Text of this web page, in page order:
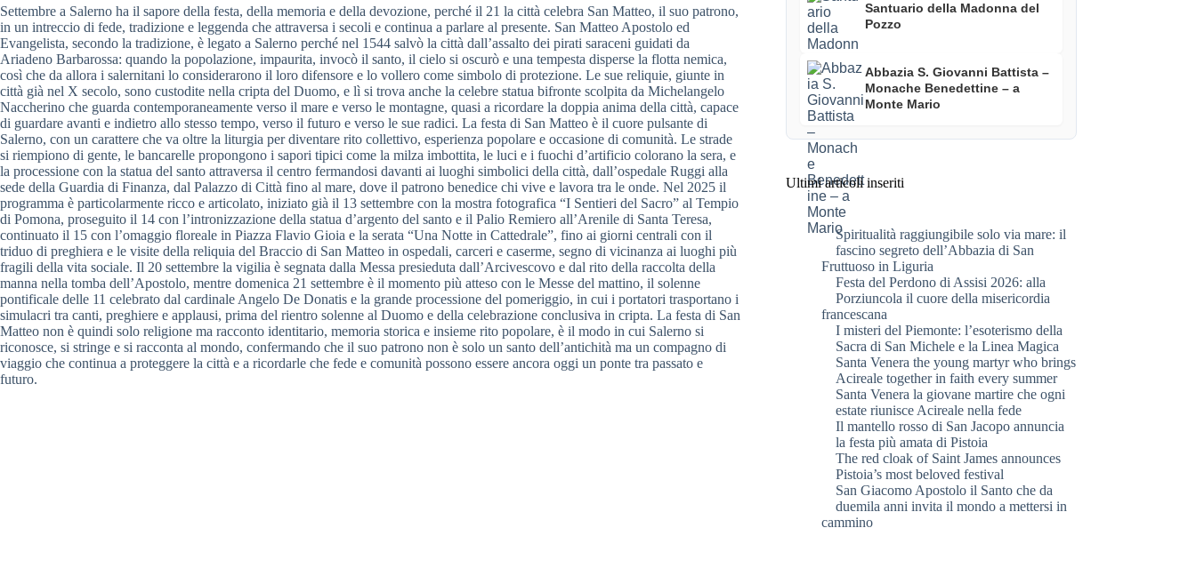
Settembre a Salerno ha il sapore della festa, della memoria e della devozione, perché il 21 la città celebra San Matteo, il suo patrono,
in un intreccio di fede, tradizione e leggenda che attraversa i secoli e continua a parlare al presente. San Matteo Apostolo ed
Evangelista, secondo la tradizione, è legato a Salerno perché nel 1544 salvò la città dall’assalto dei pirati saraceni guidati da
Ariadeno Barbarossa: quando la popolazione, impaurita, invocò il santo, il cielo si oscurò e una tempesta disperse la flotta nemica,
così che da allora i salernitani lo considerarono il loro difensore e lo vollero come simbolo di protezione. Le sue reliquie, giunte in
città già nel X secolo, sono custodite nella cripta del Duomo, e lì si trova anche la celebre statua bifronte scolpita da Michelangelo
Naccherino che guarda contemporaneamente verso il mare e verso le montagne, quasi a ricordare la doppia anima della città, capace
di guardare avanti e indietro allo stesso tempo, verso il futuro e verso le sue radici. La festa di San Matteo è il cuore pulsante di
Salerno, con un carattere che va oltre la liturgia per diventare rito collettivo, esperienza popolare e occasione di comunità. Le strade
si riempiono di gente, le bancarelle propongono i sapori tipici come la milza imbottita, le luci e i fuochi d’artificio colorano la sera, e
la processione con la statua del santo attraversa il centro fermandosi davanti ai luoghi simbolici della città, dall’ospedale Ruggi alla
sede della Guardia di Finanza, dal Palazzo di Città fino al mare, dove il patrono benedice chi vive e lavora tra le onde. Nel 2025 il
programma è particolarmente ricco e articolato, iniziato già il 13 settembre con la mostra fotografica “I Sentieri del Sacro” al Tempio
di Pomona, proseguito il 14 con l’intronizzazione della statua d’argento del santo e il Palio Remiero all’Arenile di Santa Teresa,
continuato il 15 con l’omaggio floreale in Piazza Flavio Gioia e la serata “Una Notte in Cattedrale”, fino ai giorni centrali con il
triduo di preghiera e le visite della reliquia del Braccio di San Matteo in ospedali, carceri e caserme, segno di vicinanza ai luoghi più
fragili della vita sociale. Il 20 settembre la vigilia è segnata dalla Messa presieduta dall’Arcivescovo e dal rito della raccolta della
manna nella tomba dell’Apostolo, mentre domenica 21 settembre è il momento più atteso con le Messe del mattino, il solenne
pontificale delle 11 celebrato dal cardinale Angelo De Donatis e la grande processione del pomeriggio, in cui i portatori trasportano i
simulacri tra canti, preghiere e applausi, prima del rientro solenne al Duomo e della celebrazione conclusiva in cripta. La festa di San
Matteo non è quindi solo religione ma racconto identitario, memoria storica e insieme rito popolare, è il modo in cui Salerno si
riconosce, si stringe e si racconta al mondo, confermando che il suo patrono non è solo un santo dell’antichità ma un compagno di
viaggio che continua a proteggere la città e a ricordarle che fede e comunità possono essere ancora oggi un ponte tra passato e
futuro.
Santuario della Madonna del
Pozzo
Abbazia S. Giovanni Battista –
Monache Benedettine – a
Monte Mario
Ultimi articoli inseriti
Spiritualità raggiungibile solo via mare: il
fascino segreto dell’Abbazia di San
Fruttuoso in Liguria
Festa del Perdono di Assisi 2026: alla
Porziuncola il cuore della misericordia
francescana
I misteri del Piemonte: l’esoterismo della
Sacra di San Michele e la Linea Magica
Santa Venera the young martyr who brings
Acireale together in faith every summer
Santa Venera la giovane martire che ogni
estate riunisce Acireale nella fede
Il mantello rosso di San Jacopo annuncia
la festa più amata di Pistoia
The red cloak of Saint James announces
Pistoia’s most beloved festival
San Giacomo Apostolo il Santo che da
duemila anni invita il mondo a mettersi in
cammino